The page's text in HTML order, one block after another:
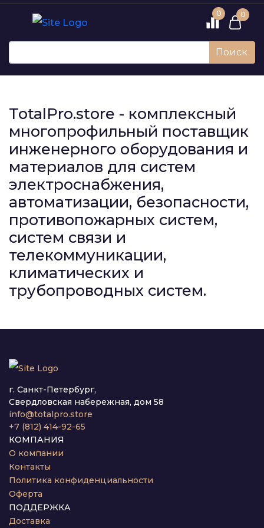
0 0
Поиск
TotalPro.store - комплексный
многопрофильный поставщик
инженерного оборудования и
материалов для систем
электроснабжения,
автоматизации, безопасности,
противопожарных систем,
систем связи и
телекоммуникации,
климатических и
трубопроводных систем.
г. Санкт-Петербург,
Свердловская набережная, дом 58
info@totalpro.store
+7 (812) 414-92-65
КОМПАНИЯ
О компании
Контакты
Политика конфиденциальности
Оферта
ПОДДЕРЖКА
Доставка